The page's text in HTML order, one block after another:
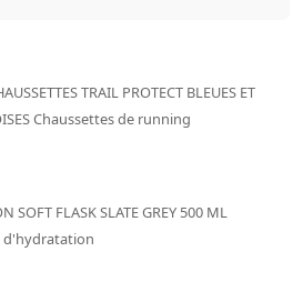
TRAIL PROTECT BLEUES ET
Chaussettes de running
SOFT FLASK SLATE GREY 500 ML
d'hydratation